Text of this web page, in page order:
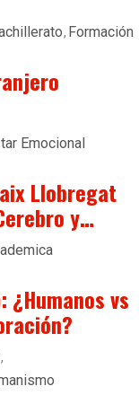
Formación
Emocional
Llobregat
y…
¿Humanos vs